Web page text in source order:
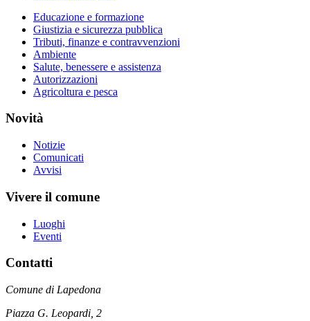
Educazione e formazione
Giustizia e sicurezza pubblica
Tributi, finanze e contravvenzioni
Ambiente
Salute, benessere e assistenza
Autorizzazioni
Agricoltura e pesca
Novità
Notizie
Comunicati
Avvisi
Vivere il comune
Luoghi
Eventi
Contatti
Comune di Lapedona
Piazza G. Leopardi, 2